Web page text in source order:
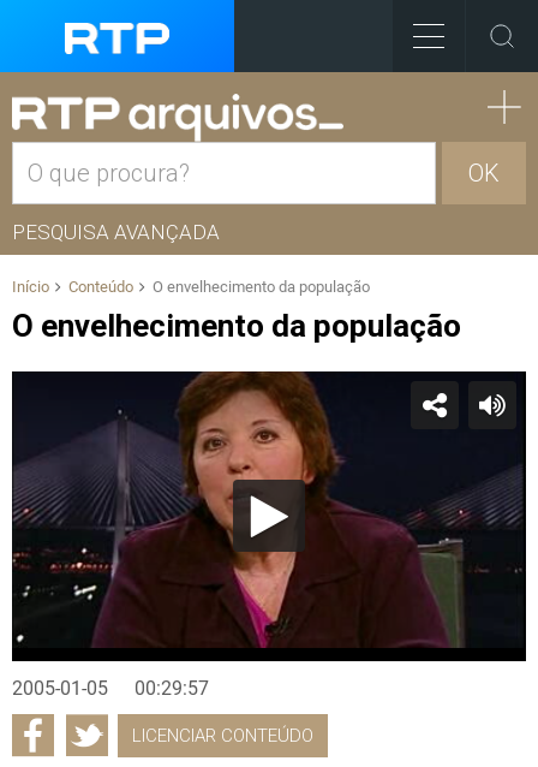
OK
PESQUISA AVANÇADA
Início Conteúdo O envelhecimento da população
O envelhecimento da população
2005-01-05 00:29:57
LICENCIAR CONTEÚDO